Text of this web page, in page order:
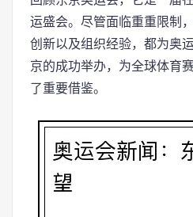
运盛会。尽管面临重重限制
创新以及组织经验，都为奥
京的成功举办，为全球体育
了重要借鉴。